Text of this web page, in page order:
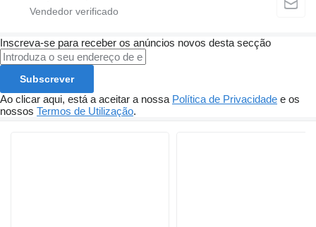
Inscreva-se para receber os anúncios novos desta secção
Subscrever
Ao clicar aqui, está a aceitar a nossa Política de Privacidade e os
nossos Termos de Utilização.